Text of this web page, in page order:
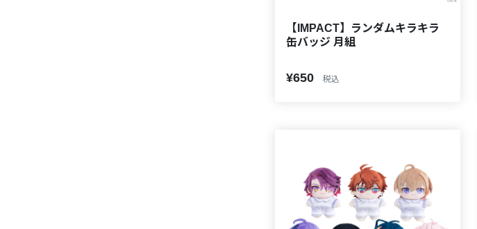
【IMPACT】ランダムキラキラ
缶バッジ 月組
¥650 税込